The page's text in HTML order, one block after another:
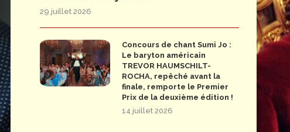
29 juillet 2026
Concours de chant Sumi Jo :
Le baryton américain
TREVOR HAUMSCHILT-
ROCHA, repêché avant la
finale, remporte le Premier
Prix de la deuxième édition !
14 juillet 2026